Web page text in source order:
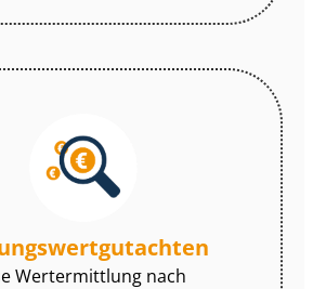
Wertermittlung nach